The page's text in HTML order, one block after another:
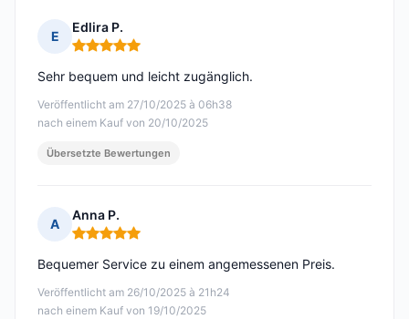
E
Edlira P.
Hinweis: 5 von 5
Veröffentlicht am 27/10/2025 à 06h38
nach einem Kauf von 20/10/2025
Sehr bequem und leicht zugänglich.
Übersetzte Bewertungen
A
Anna P.
Hinweis: 5 von 5
Veröffentlicht am 26/10/2025 à 21h24
nach einem Kauf von 19/10/2025
Bequemer Service zu einem angemessenen Preis.